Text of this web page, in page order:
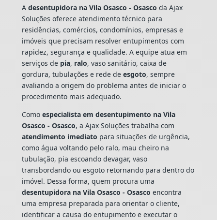
A desentupidora na Vila Osasco - Osasco da Ajax
Soluções oferece atendimento técnico para
residências, comércios, condomínios, empresas e
imóveis que precisam resolver entupimentos com
rapidez, segurança e qualidade. A equipe atua em
serviços de pia, ralo, vaso sanitário, caixa de
gordura, tubulações e rede de esgoto, sempre
avaliando a origem do problema antes de iniciar o
procedimento mais adequado.
Como especialista em desentupimento na Vila
Osasco - Osasco, a Ajax Soluções trabalha com
atendimento imediato para situações de urgência,
como água voltando pelo ralo, mau cheiro na
tubulação, pia escoando devagar, vaso
transbordando ou esgoto retornando para dentro do
imóvel. Dessa forma, quem procura uma
desentupidora na Vila Osasco - Osasco encontra
uma empresa preparada para orientar o cliente,
identificar a causa do entupimento e executar o